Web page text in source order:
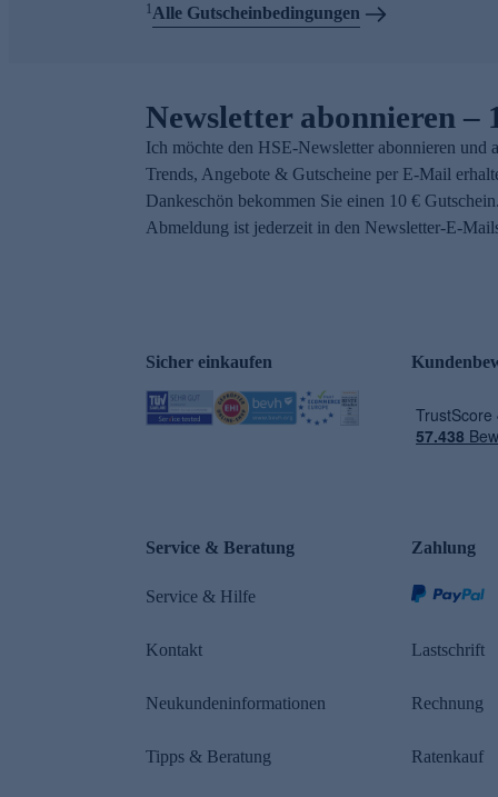
1Alle Gutscheinbedingungen
Newsletter abonnieren –
Ich möchte den HSE-Newsletter abonnieren und
Trends, Angebote & Gutscheine per E-Mail
Dankeschön bekommen Sie einen 10 €
Abmeldung ist jederzeit in den Newsletter-E-
Sicher einkaufen
Service & Beratung
Service & Hilfe
Kontakt
Neukundeninformationen
Tipps & Beratung
Zahlung
Lastschrift
Rechnung
Ratenkauf